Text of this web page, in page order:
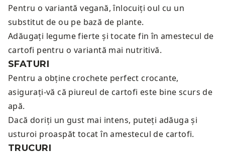
Pentru o variantă vegană, înlocuiți oul cu un
substitut de ou pe bază de plante.
Adăugați legume fierte și tocate fin în amestecul de
cartofi pentru o variantă mai nutritivă.
SFATURI
Pentru a obține crochete perfect crocante,
asigurați-vă că piureul de cartofi este bine scurs de
apă.
Dacă doriți un gust mai intens, puteți adăuga și
usturoi proaspăt tocat în amestecul de cartofi.
TRUCURI